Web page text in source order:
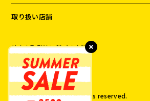
取り扱い店舗
特定商取引法に基づく表記
プライバシーポリシー
©️2026DOG TREE All rights reserved.